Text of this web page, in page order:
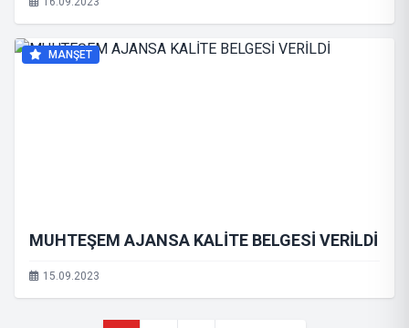
MANŞET
MUHTEŞEM AJANSA KALİTE BELGESİ VERİLDİ
15.09.2023